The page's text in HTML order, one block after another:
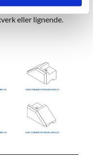
på overflaten
eller lignende.